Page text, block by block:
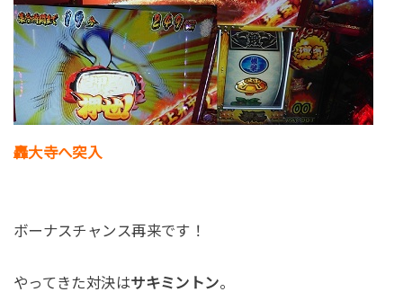
轟大寺へ突入
ボーナスチャンス再来です！
やってきた対決はサキミントン。